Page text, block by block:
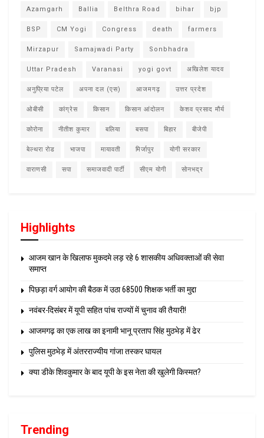
Azamgarh Ballia Belthra Road bihar bjp
BSP CM Yogi Congress death farmers
Mirzapur Samajwadi Party Sonbhadra
Uttar Pradesh Varanasi yogi govt अखिलेश यादव
अनुप्रिया पटेल अपना दल (एस) आजमगढ़ उत्तर प्रदेश
ओबीसी कांग्रेस किसान किसान आंदोलन केशव प्रसाद मौर्य
कोरोना नीतीश कुमार बलिया बसपा बिहार बीजेपी
बेल्थरा रोड भाजपा मायावती मिर्जापुर योगी सरकार
वाराणसी सपा समाजवादी पार्टी सीएम योगी सोनभद्र
Highlights
आजम खान के खिलाफ मुकदमे लड़ रहे 6 शासकीय अधिवक्ताओं की सेवा
समाप्त
पिछड़ा वर्ग आयोग की बैठक में उठा 68500 शिक्षक भर्ती का मुद्दा
नवंबर-दिसंबर में यूपी सहित पांच राज्यों में चुनाव की तैयारी!
आजमगढ़ का एक लाख का इनामी भानू प्रताप सिंह मुठभेड़ में ढेर
पुलिस मुठभेड़ में अंतरराज्यीय गांजा तस्कर घायल
क्या डीके शिवकुमार के बाद यूपी के इस नेता की खुलेगी किस्मत?
Trending